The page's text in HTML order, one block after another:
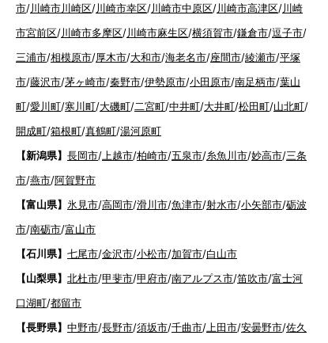
市/川崎市川崎区/川崎市幸区/川崎市中原区/川崎市高津区/川崎
市宮前区/川崎市多摩区/川崎市麻生区/横須賀市/鎌倉市/逗子市/
三浦市/相模原市/厚木市/大和市/海老名市/座間市/綾瀬市/平塚
市/藤沢市/茅ヶ崎市/秦野市/伊勢原市/小田原市/南足柄市/葉山
町/愛川町/寒川町/大磯町/二宮町/中井町/大井町/松田町/山北町/
開成町/箱根町/真鶴町/湯河原町
【新潟県】 長岡市/上越市/柏崎市/五泉市/糸魚川市/妙高市/三条
市/燕市/阿賀野市
【富山県】 氷見市/高岡市/滑川市/魚津市/射水市/小矢部市/砺波
市/南砺市/富山市
【石川県】 七尾市/金沢市/小松市/加賀市/白山市
【山梨県】 北杜市/甲斐市/甲府市/南アルプス市/笛吹市/富士河
口湖町/都留市
【長野県】 中野市/長野市/須坂市/千曲市/上田市/安曇野市/佐久